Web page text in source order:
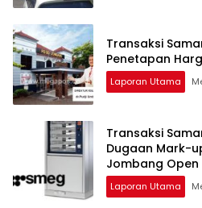
Transaksi
Penetapan
Laporan Utama
Transaksi
Dugaan Mark-
Jombang Open
Laporan Utama